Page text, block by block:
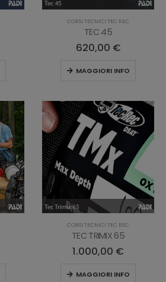
CORSI TECNICI TEC REC
TEC 45
620,00 €
MAGGIORI INFO
CORSI TECNICI TEC REC
TEC TRIMIX 65
1.000,00 €
MAGGIORI INFO